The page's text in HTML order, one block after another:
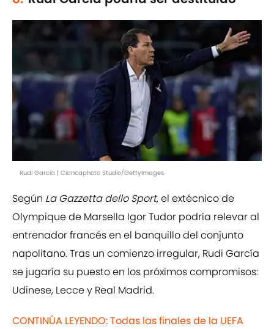
Rudi Garcia | Ciancaphoto Studio/GettyImages
Según La Gazzetta dello Sport, el extécnico de
Olympique de Marsella Igor Tudor podría relevar al
entrenador francés en el banquillo del conjunto
napolitano. Tras un comienzo irregular, Rudi García
se jugaría su puesto en los próximos compromisos:
Udinese, Lecce y Real Madrid.
CONTINÚA LEYENDO: Todas las finales de la UEFA